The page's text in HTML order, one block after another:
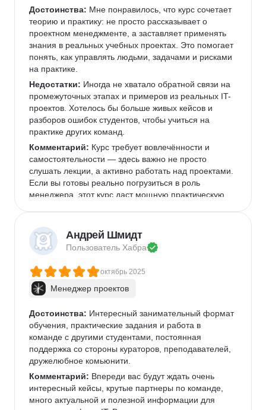
Достоинства: Мне понравилось, что курс сочетает
теорию и практику: не просто рассказывает о
проектном менеджменте, а заставляет применять
знания в реальных учебных проектах. Это помогает
понять, как управлять людьми, задачами и рисками
на практике.
Недостатки: Иногда не хватало обратной связи на
промежуточных этапах и примеров из реальных IT-
проектов. Хотелось бы больше живых кейсов и
разборов ошибок студентов, чтобы учиться на
практике других команд.
Комментарий: Курс требует вовлечённости и
самостоятельности — здесь важно не просто
слушать лекции, а активно работать над проектами.
Если вы готовы реально погрузиться в роль
менеджера, этот курс даст мощную практическую
Андрей Шмидт
Пользователь Хабра
октябрь 2025
Менеджер проектов
Достоинства: Интересный занимательный формат
обучения, практические задания и работа в
команде с другими студентами, постоянная
поддержка со стороны кураторов, преподавателей,
дружелюбное комьюнити.
Комментарий: Впереди вас будут ждать очень
интересный кейсы, крутые партнеры по команде,
много актуальной и полезной информации для